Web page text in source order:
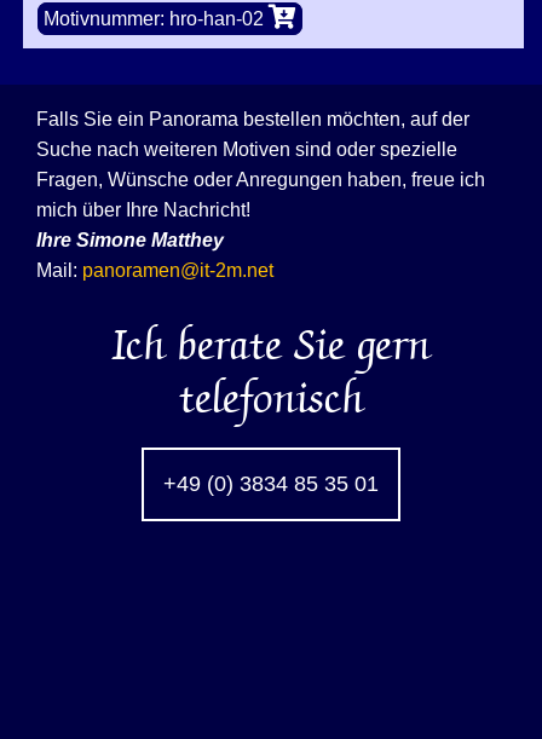
Motivnummer: hro-han-02
Falls Sie ein Panorama bestellen möchten, auf der
Suche nach weiteren Motiven sind oder spezielle
Fragen, Wünsche oder Anregungen haben, freue ich
mich über Ihre Nachricht!
Ihre Simone Matthey
Mail: panoramen@it-2m.net
Ich berate Sie gern
telefonisch
+49 (0) 3834 85 35 01